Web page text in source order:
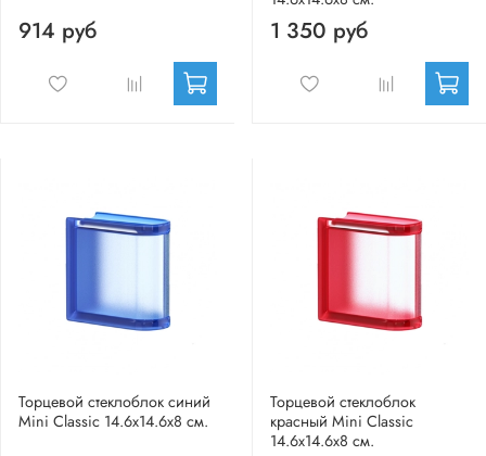
914 руб 1 350 руб
Торцевой стеклоблок синий
Mini Classic 14.6x14.6x8 см.
Торцевой стеклоблок
красный Mini Classic
14.6x14.6x8 см.